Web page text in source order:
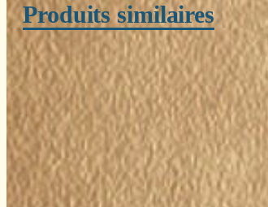
Produits similaires